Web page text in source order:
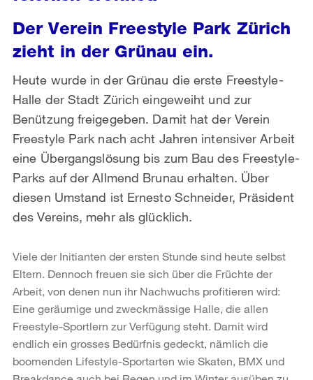
Der Verein Freestyle Park Zürich
zieht in der Grünau ein.
Heute wurde in der Grünau die erste Freestyle-
Halle der Stadt Zürich eingeweiht und zur
Benützung freigegeben. Damit hat der Verein
Freestyle Park nach acht Jahren intensiver Arbeit
eine Übergangslösung bis zum Bau des Freestyle-
Parks auf der Allmend Brunau erhalten. Über
diesen Umstand ist Ernesto Schneider, Präsident
des Vereins, mehr als glücklich.
Viele der Initianten der ersten Stunde sind heute selbst
Eltern. Dennoch freuen sie sich über die Früchte der
Arbeit, von denen nun ihr Nachwuchs profitieren wird:
Eine geräumige und zweckmässige Halle, die allen
Freestyle-Sportlern zur Verfügung steht. Damit wird
endlich ein grosses Bedürfnis gedeckt, nämlich die
boomenden Lifestyle-Sportarten wie Skaten, BMX und